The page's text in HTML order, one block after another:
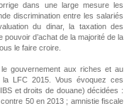
dans une large mesure les
discrimination entre les salariés
du dinar, la taxation des
d’achat de la majorité de la
le faire croire.
gouvernement aux riches et au
LFC 2015. Vous évoquez ces
et droits de douane) décidées :
50 en 2013 ; amnistie fiscale